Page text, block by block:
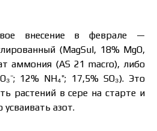
внесение в феврале —
(MagSul, 18% MgO,
аммония (AS 21 macro), либо
12% NH₄⁺; 17,5% SO₃). Это
растений в сере на старте и
азот.